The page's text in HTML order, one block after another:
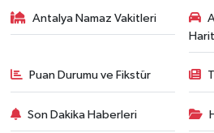
Antalya Namaz Vakitleri
Puan Durumu ve Fikstür
Son Dakika Haberleri